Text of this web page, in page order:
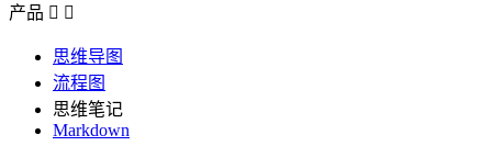
产品  
思维导图
流程图
思维笔记
Markdown